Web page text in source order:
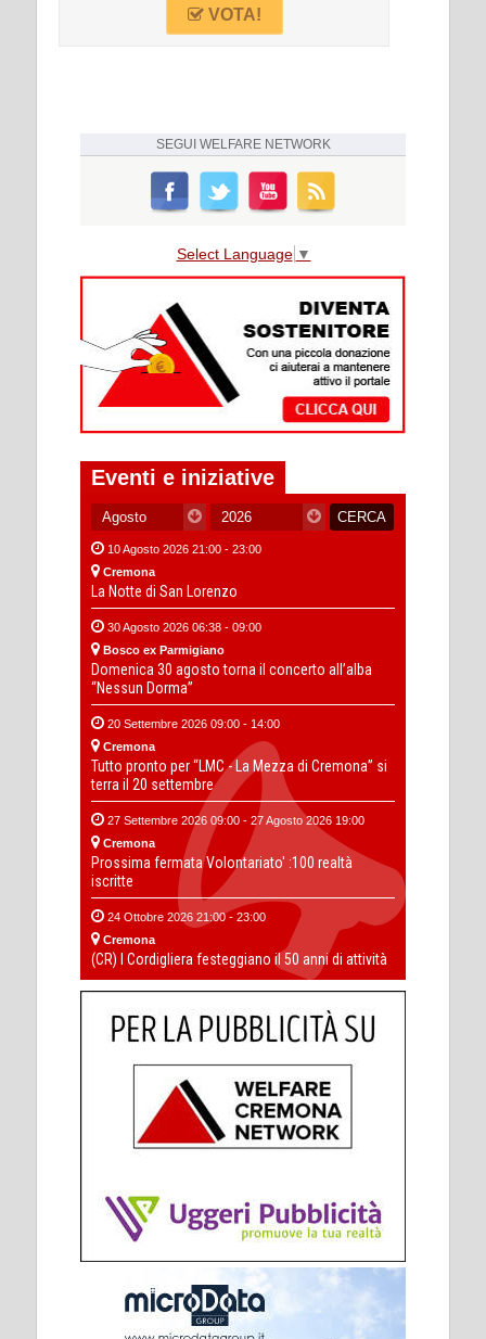
VOTA!
SEGUI WELFARE NETWORK
Select Language ▼
Eventi e iniziative
10 Agosto 2026 21:00 - 23:00
Cremona
La Notte di San Lorenzo
30 Agosto 2026 06:38 - 09:00
Bosco ex Parmigiano
Domenica 30 agosto torna il concerto all’alba
“Nessun Dorma”
20 Settembre 2026 09:00 - 14:00
Cremona
Tutto pronto per “LMC - La Mezza di Cremona” si
terra il 20 settembre
27 Settembre 2026 09:00 - 27 Agosto 2026 19:00
Cremona
Prossima fermata Volontariato' :100 realtà
iscritte
24 Ottobre 2026 21:00 - 23:00
Cremona
(CR) I Cordigliera festeggiano il 50 anni di attività